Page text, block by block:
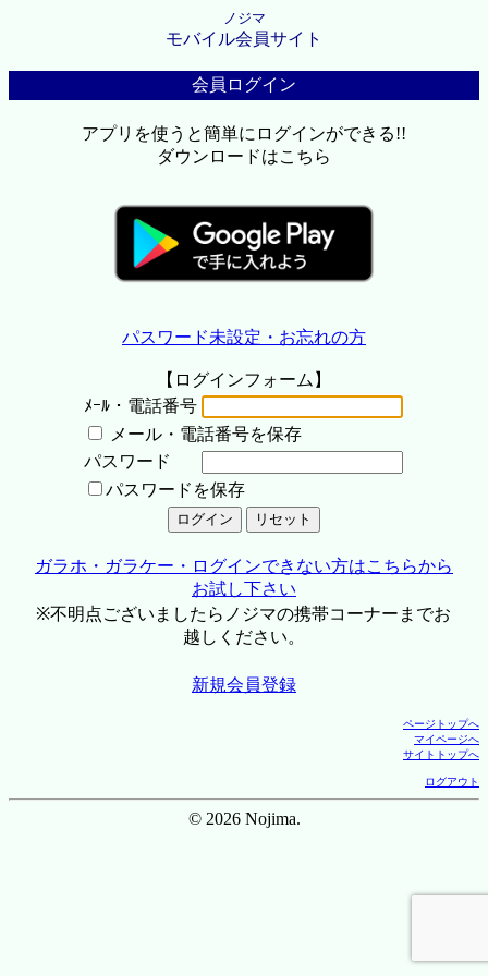
ノジマ
モバイル会員サイト
会員ログイン
アプリを使うと簡単にログインができる!!
ダウンロードはこちら
パスワード未設定・お忘れの方
【ログインフォーム】
ﾒｰﾙ・電話番号
メール・電話番号を保存
パスワード
パスワードを保存
ガラホ・ガラケー・ログインできない方はこちらから
お試し下さい
※不明点ございましたらノジマの携帯コーナーまでお
越しください。
新規会員登録
ページトップへ
マイページへ
サイトトップへ
ログアウト
© 2026 Nojima.